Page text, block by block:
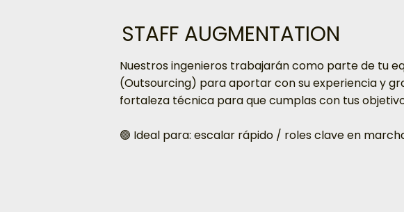
STAFF AUGMENTATION
Nuestros ingenieros trabajarán como parte de tu
(Outsourcing) para aportar con su experiencia y
fortaleza técnica para que cumplas con tus
🟢 Ideal para: escalar rápido / roles clave en